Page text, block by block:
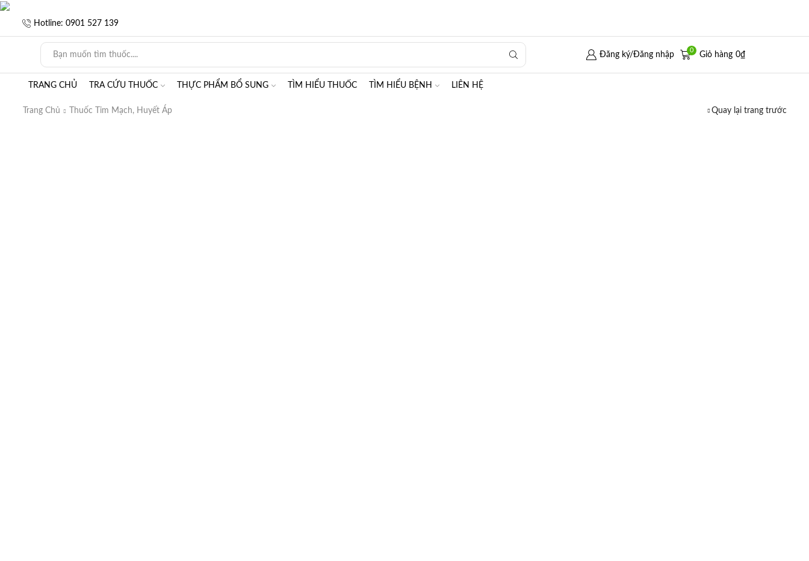
Hotline: 0901 527 139
input
Đăng ký/Đăng nhập
0
Giỏ hàng 0₫
TRANG CHỦ TRA CỨU THUỐC THỰC PHẨM BỔ SUNG TÌM HIỂU THUỐC TÌM HIỂU BỆNH LIÊN HỆ
Trang Chủ Thuốc Tim Mạch, Huyết Áp Quay lại trang trước